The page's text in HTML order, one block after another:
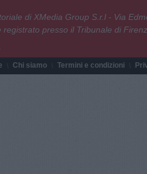
di XMedia Group S.r.l - Via
presso il Tribunale di
Chi siamo Termini e condizioni